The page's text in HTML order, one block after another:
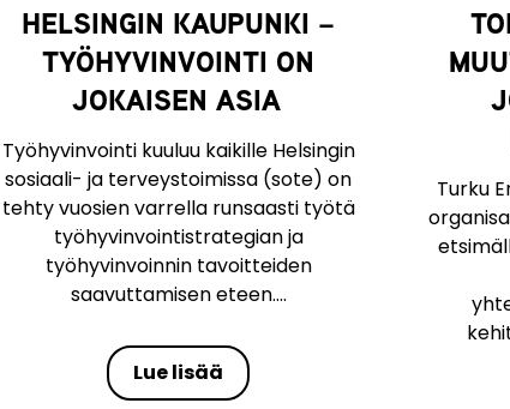
HELSINGIN KAUPUNKI –
TYÖHYVINVOINTI ON
JOKAISEN ASIA
Työhyvinvointi kuuluu kaikille Helsingin
sosiaali- ja terveystoimissa (sote) on
tehty vuosien varrella runsaasti työtä
työhyvinvointistrategian ja
työhyvinvoinnin tavoitteiden
saavuttamisen eteen....
Lue lisää
Turku